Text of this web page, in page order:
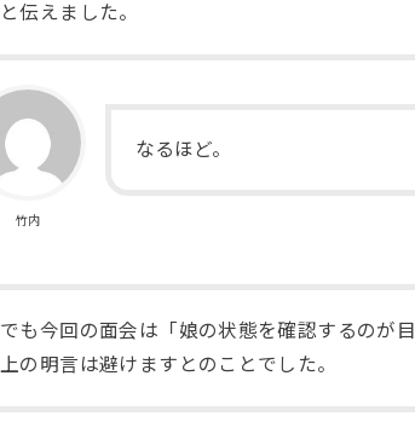
と伝えました。
竹内
なるほど。
でも今回の面会は「娘の状態を確認するのが
上の明言は避けますとのことでした。